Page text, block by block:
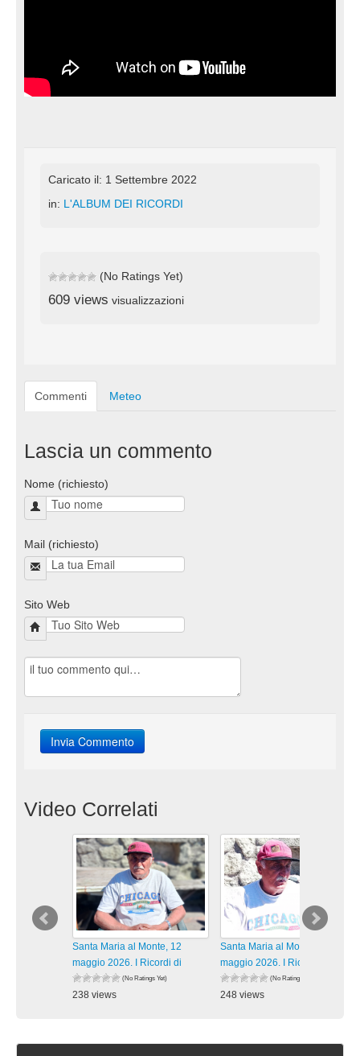
Caricato il: 1 Settembre 2022
in: L'ALBUM DEI RICORDI
(No Ratings Yet)
609 views visualizzazioni
Commenti Meteo
Lascia un commento
Nome (richiesto)
Mail (richiesto)
Sito Web
Video Correlati
Santa Maria al Monte, 12
maggio 2026. I Ricordi di
(No Ratings Yet)
238 views
Santa Maria al Monte, 12
maggio 2026. I Ricordi di
(No Ratings Yet)
248 views